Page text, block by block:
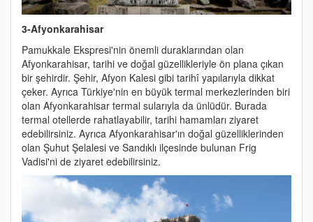
3-Afyonkarahisar
Pamukkale Ekspresi'nin önemli duraklarından olan
Afyonkarahisar, tarihi ve doğal güzellikleriyle ön plana çıkan
bir şehirdir. Şehir, Afyon Kalesi gibi tarihî yapılarıyla dikkat
çeker. Ayrıca Türkiye'nin en büyük termal merkezlerinden biri
olan Afyonkarahisar termal sularıyla da ünlüdür. Burada
termal otellerde rahatlayabilir, tarihi hamamları ziyaret
edebilirsiniz. Ayrıca Afyonkarahisar'ın doğal güzelliklerinden
olan Şuhut Şelalesi ve Sandıklı ilçesinde bulunan Frig
Vadisi'ni de ziyaret edebilirsiniz.